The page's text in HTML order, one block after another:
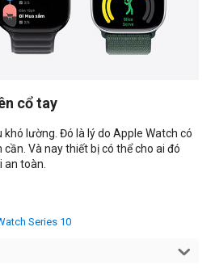
cổ tay
lường. Đó là lý do Apple Watch có
Và nay thiết bị có thể cho ai đó
an toàn.
Series 10